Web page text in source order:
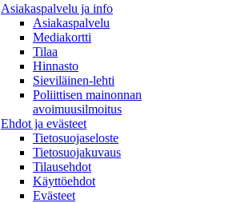
Asiakaspalvelu ja info
Asiakaspalvelu
Mediakortti
Tilaa
Hinnasto
Sieviläinen-lehti
Poliittisen mainonnan
avoimuusilmoitus
Ehdot ja evästeet
Tietosuojaseloste
Tietosuojakuvaus
Tilausehdot
Käyttöehdot
Evästeet